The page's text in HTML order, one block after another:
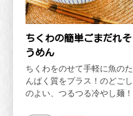
ちくわの簡単ごまだれそ
うめん
ちくわをのせて手軽に魚のた
んぱく質をプラス！のどごし
のよい、つるつる冷やし麺！